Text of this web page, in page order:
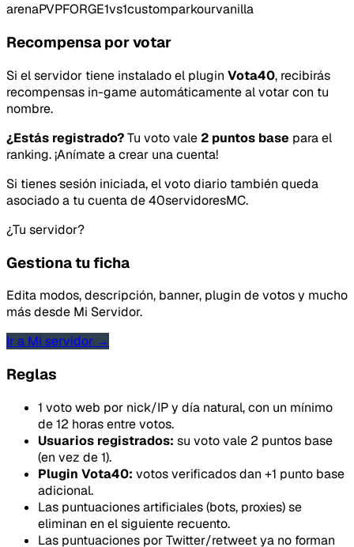
arenaPVPFORGE1vs1customparkourvanilla
Recompensa por votar
Si el servidor tiene instalado el plugin Vota40, recibirás
recompensas in-game automáticamente al votar con tu
nombre.
¿Estás registrado?Tu voto vale 2 puntos base para el
ranking. ¡Anímate a crear una cuenta!
Si tienes sesión iniciada, el voto diario también queda
asociado a tu cuenta de 40servidoresMC.
¿Tu servidor?
Gestiona tu ficha
Edita modos, descripción, banner, plugin de votos y mucho
más desde Mi Servidor.
Ir a Mi servidor →
Reglas
1 voto web por nick/IP y día natural, con un mínimo
de 12 horas entre votos.
Usuarios registrados: su voto vale 2 puntos base
(en vez de 1).
Plugin Vota40: votos verificados dan +1 punto base
adicional.
Las puntuaciones artificiales (bots, proxies) se
eliminan en el siguiente recuento.
Las puntuaciones por Twitter/retweet ya no forman